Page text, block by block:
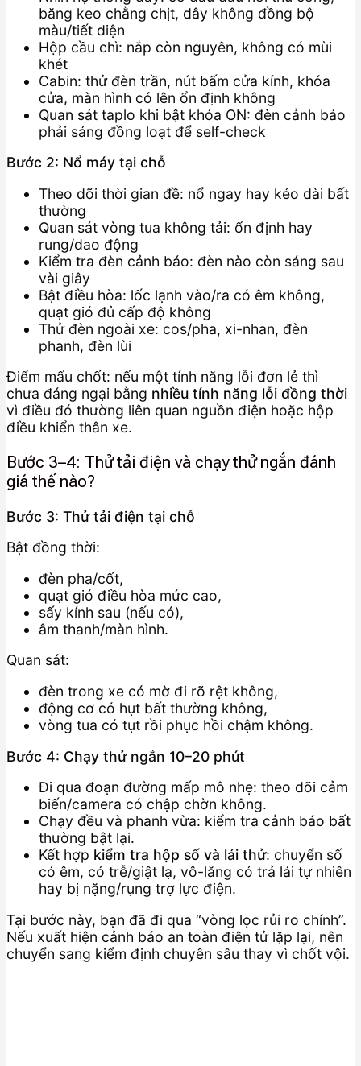
băng keo chằng chịt, dây không đồng bộ
màu/tiết diện
Hộp cầu chì: nắp còn nguyên, không có mùi
khét
Cabin: thử đèn trần, nút bấm cửa kính, khóa
cửa, màn hình có lên ổn định không
Quan sát taplo khi bật khóa ON: đèn cảnh báo
phải sáng đồng loạt để self-check
Bước 2: Nổ máy tại chỗ
Theo dõi thời gian đề: nổ ngay hay kéo dài bất
thường
Quan sát vòng tua không tải: ổn định hay
rung/dao động
Kiểm tra đèn cảnh báo: đèn nào còn sáng sau
vài giây
Bật điều hòa: lốc lạnh vào/ra có êm không,
quạt gió đủ cấp độ không
Thử đèn ngoài xe: cos/pha, xi-nhan, đèn
phanh, đèn lùi
Điểm mấu chốt: nếu một tính năng lỗi đơn lẻ thì
chưa đáng ngại bằng nhiều tính năng lỗi đồng thời
vì điều đó thường liên quan nguồn điện hoặc hộp
điều khiển thân xe.
Bước 3–4: Thử tải điện và chạy thử ngắn đánh
giá thế nào?
Bước 3: Thử tải điện tại chỗ
Bật đồng thời:
đèn pha/cốt,
quạt gió điều hòa mức cao,
sấy kính sau (nếu có),
âm thanh/màn hình.
Quan sát:
đèn trong xe có mờ đi rõ rệt không,
động cơ có hụt bất thường không,
vòng tua có tụt rồi phục hồi chậm không.
Bước 4: Chạy thử ngắn 10–20 phút
Đi qua đoạn đường mấp mô nhẹ: theo dõi cảm
biến/camera có chập chờn không.
Chạy đều và phanh vừa: kiểm tra cảnh báo bất
thường bật lại.
Kết hợp kiểm tra hộp số và lái thử: chuyển số
có êm, có trễ/giật lạ, vô-lăng có trả lái tự nhiên
hay bị nặng/rụng trợ lực điện.
Tại bước này, bạn đã đi qua “vòng lọc rủi ro chính”.
Nếu xuất hiện cảnh báo an toàn điện tử lặp lại, nên
chuyển sang kiểm định chuyên sâu thay vì chốt vội.